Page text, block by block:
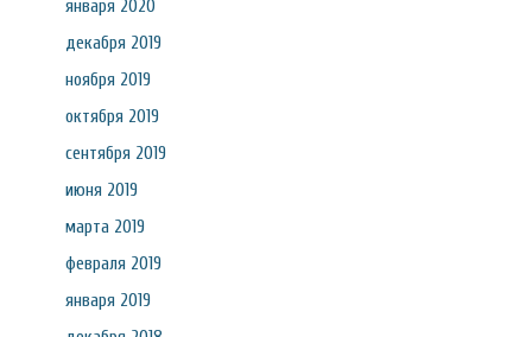
января 2020
декабря 2019
ноября 2019
октября 2019
сентября 2019
июня 2019
марта 2019
февраля 2019
января 2019